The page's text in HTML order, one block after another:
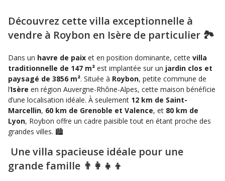
Découvrez cette villa exceptionnelle à
vendre à Roybon en Isère de particulier 🏞️
Dans un havre de paix et en position dominante, cette villa
traditionnelle de 147 m² est implantée sur un jardin clos et
paysagé de 3856 m². Située à Roybon, petite commune de
l’Isère en région Auvergne-Rhône-Alpes, cette maison bénéficie
d’une localisation idéale. À seulement 12 km de Saint-
Marcellin, 60 km de Grenoble et Valence, et 80 km de
Lyon, Roybon offre un cadre paisible tout en étant proche des
grandes villes. 🏙️
Une villa spacieuse idéale pour une
grande famille 👨‍👩‍👧‍👦